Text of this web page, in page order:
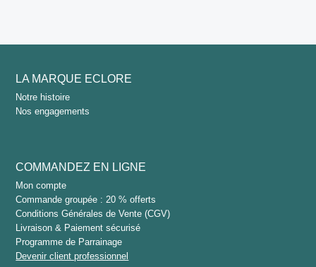
LA MARQUE ECLORE
Notre histoire
Nos engagements
COMMANDEZ EN LIGNE
Mon compte
Commande groupée : 20 % offerts
Conditions Générales de Vente (CGV)
Livraison & Paiement sécurisé
Programme de Parrainage
Devenir client professionnel